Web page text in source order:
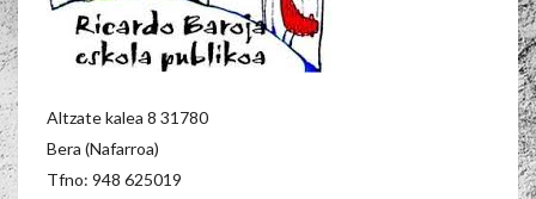
Altzate kalea 8 31780
Bera (Nafarroa)
Tfno: 948 625019